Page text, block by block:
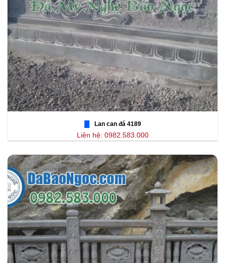
Lan can đá 4189
Liên hệ: 0982.583.000